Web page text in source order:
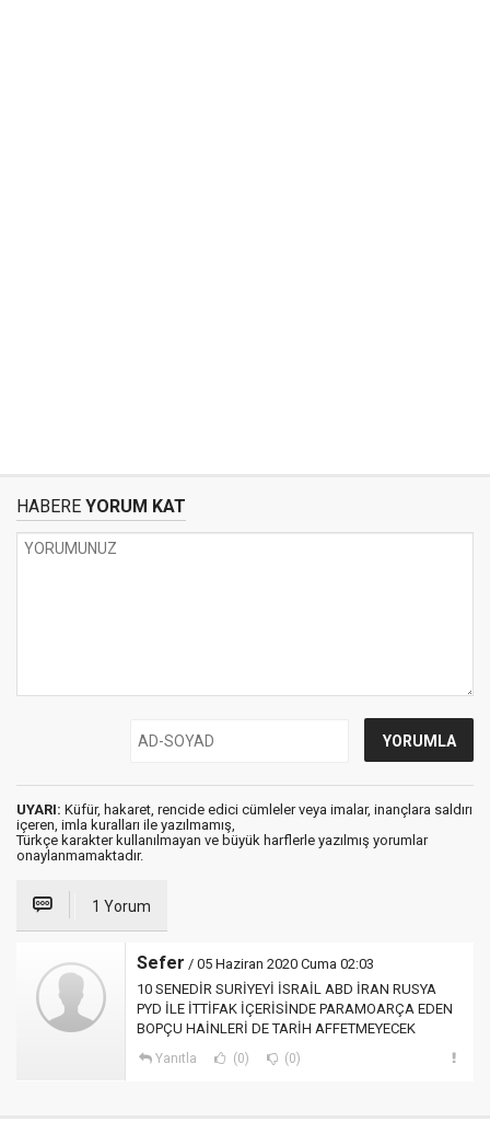
HABERE YORUM KAT
UYARI: Küfür, hakaret, rencide edici cümleler veya imalar, inançlara saldırı
içeren, imla kuralları ile yazılmamış,
Türkçe karakter kullanılmayan ve büyük harflerle yazılmış yorumlar
onaylanmamaktadır.
1 Yorum
Sefer / 05 Haziran 2020 Cuma 02:03
10 SENEDİR SURİYEYİ İSRAİL ABD İRAN RUSYA
PYD İLE İTTİFAK İÇERİSİNDE PARAMOARÇA EDEN
BOPÇU HAİNLERİ DE TARİH AFFETMEYECEK
Yanıtla (0) (0)